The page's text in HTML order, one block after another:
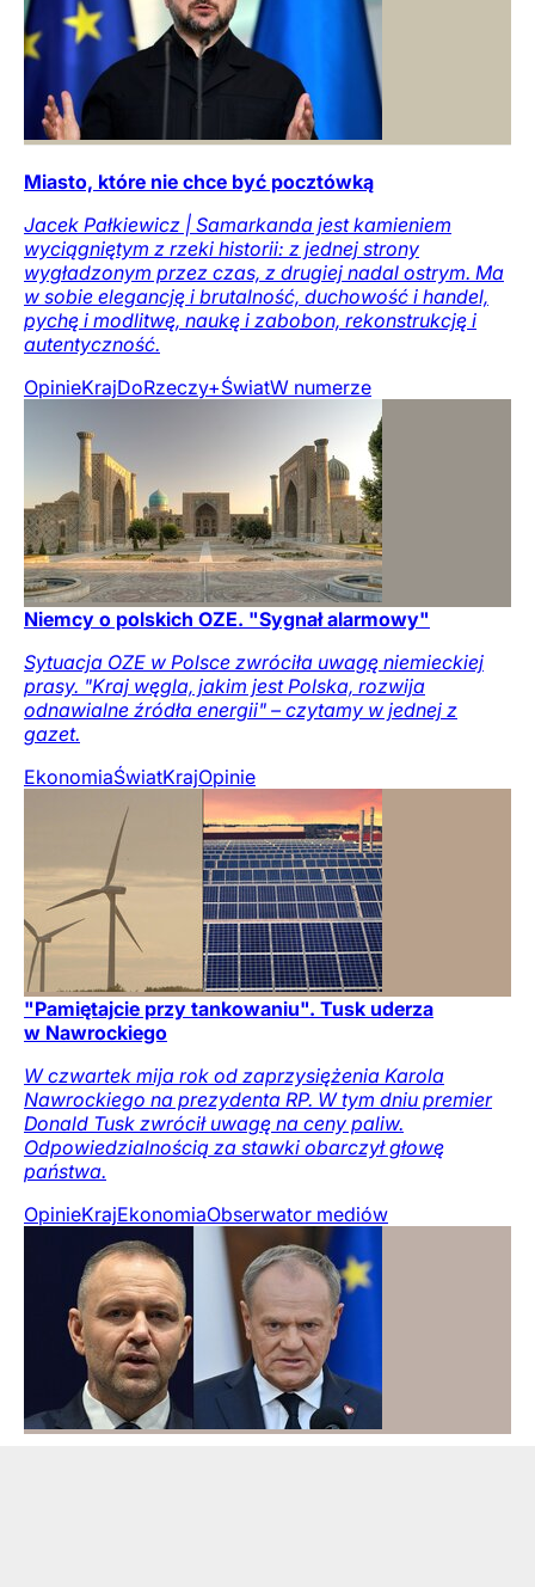
Miasto, które nie chce być pocztówką
Jacek Pałkiewicz | Samarkanda jest kamieniem
wyciągniętym z rzeki historii: z jednej strony
wygładzonym przez czas, z drugiej nadal ostrym. Ma
w sobie elegancję i brutalność, duchowość i handel,
pychę i modlitwę, naukę i zabobon, rekonstrukcję i
autentyczność.
OpinieKrajDoRzeczy+ŚwiatW numerze
Niemcy o polskich OZE. "Sygnał alarmowy"
Sytuacja OZE w Polsce zwróciła uwagę niemieckiej
prasy. "Kraj węgla, jakim jest Polska, rozwija
odnawialne źródła energii" – czytamy w jednej z
gazet.
EkonomiaŚwiatKrajOpinie
"Pamiętajcie przy tankowaniu". Tusk uderza
w Nawrockiego
W czwartek mija rok od zaprzysiężenia Karola
Nawrockiego na prezydenta RP. W tym dniu premier
Donald Tusk zwrócił uwagę na ceny paliw.
Odpowiedzialnością za stawki obarczył głowę
państwa.
OpinieKrajEkonomiaObserwator mediów